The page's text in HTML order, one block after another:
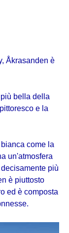
Åkrasanden è
bella della
e la
come la
un'atmosfera
più
è piuttosto
ed è composta